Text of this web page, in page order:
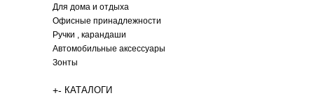
Для дома и отдыха
Офисные принадлежности
Ручки , карандаши
Автомобильные аксессуары
Зонты
+- КАТАЛОГИ